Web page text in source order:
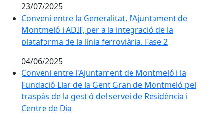
23/07/2025
Conveni entre la Generalitat, l'Ajuntament de
Montmeló i ADIF, per a la integració de la
plataforma de la línia ferroviària. Fase 2
04/06/2025
Conveni entre l'Ajuntament de Montmeló i la
Fundació Llar de la Gent Gran de Montmeló pel
traspàs de la gestió del servei de Residència i
Centre de Dia